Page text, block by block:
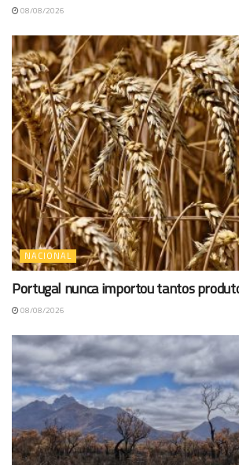
08/08/2026
NACIONAL
Portugal nunca importou tantos
08/08/2026